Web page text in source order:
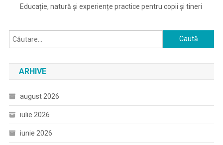
Educație, natură și experiențe practice pentru copii și tineri
Caută
după:
ARHIVE
august 2026
iulie 2026
iunie 2026